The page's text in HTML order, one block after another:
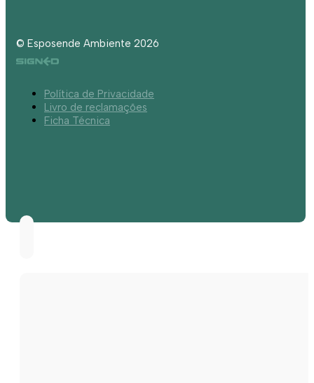
© Esposende Ambiente 2026
Política de Privacidade
Livro de reclamações
Ficha Técnica